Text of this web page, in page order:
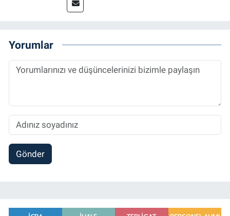
başladığı gazetecilik mesleğinde, muhabir,
Sorumlu Haber Editörü' olarak devam
etmektedir.
Yorumlar
Gönder